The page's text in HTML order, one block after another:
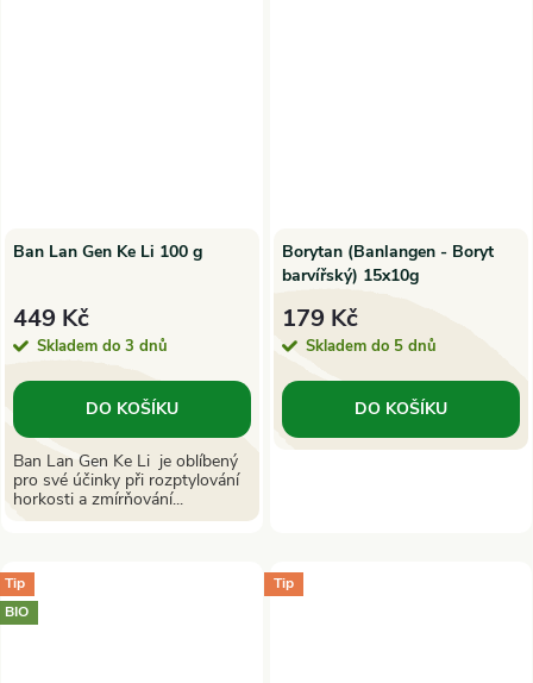
Ban Lan Gen Ke Li 100 g
449 Kč
Skladem do 3 dnů
DO KOŠÍKU
Ban Lan Gen Ke Li je oblíbený
pro své účinky při rozptylování
horkosti a zmírňování...
Borytan (Banlangen - Boryt
barvířský) 15x10g
179 Kč
Skladem do 5 dnů
DO KOŠÍKU
Tip
BIO
Tip